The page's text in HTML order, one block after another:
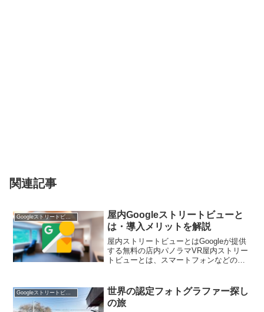
関連記事
屋内Googleストリートビューと
は・導入メリットを解説
屋内ストリートビューとはGoogleが提供
する無料の店内パノラマVR屋内ストリー
トビューとは、スマートフォンなどの操
検索とGoogleマップで表示されます。
G...
世界の認定フォトグラファー探し
の旅